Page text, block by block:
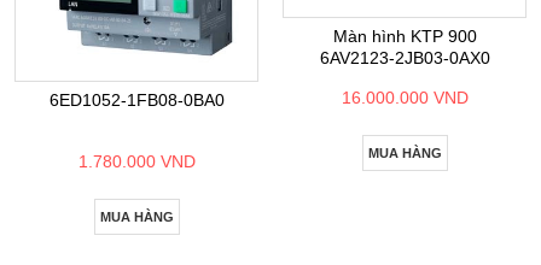
6ED1052-1FB08-0BA0
1.780.000 VND
MUA HÀNG
Màn hình KTP 900
6AV2123-2JB03-0AX0
16.000.000 VND
MUA HÀNG